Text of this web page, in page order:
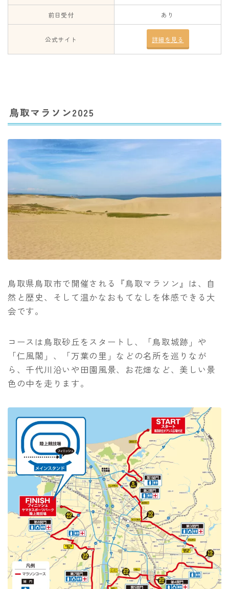
前日受付 あり
公式サイト 詳細を見る
鳥取マラソン2025
鳥取県鳥取市で開催される『鳥取マラソン』は、自
然と歴史、そして温かなおもてなしを体感できる大
会です。
コースは鳥取砂丘をスタートし、「鳥取城跡」や
「仁風閣」、「万葉の里」などの名所を巡りなが
ら、千代川沿いや田園風景、お花畑など、美しい景
色の中を走ります。